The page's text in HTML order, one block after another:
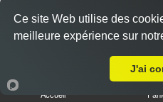
Pizza napolitaine méga
Accueil
Ce site Web utilise des
meilleure expérience sur
J'ai